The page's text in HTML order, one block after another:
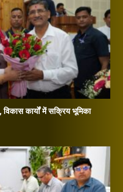
विकास कार्यों में सक्रिय भूमिका